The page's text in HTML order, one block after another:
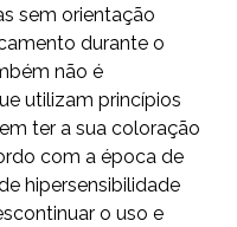
sem orientação
durante o
não é
utilizam princípios
ter a sua coloração
com a época de
hipersensibilidade
o uso e